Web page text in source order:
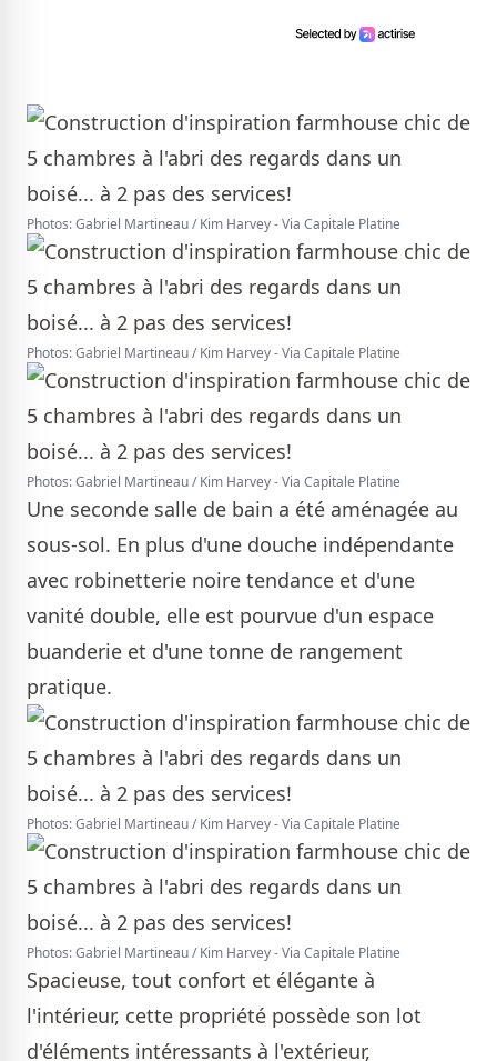
Photos: Gabriel Martineau / Kim Harvey - Via Capitale Platine
Photos: Gabriel Martineau / Kim Harvey - Via Capitale Platine
Photos: Gabriel Martineau / Kim Harvey - Via Capitale Platine
Une seconde salle de bain a été aménagée au
sous-sol. En plus d'une douche indépendante
avec robinetterie noire tendance et d'une
vanité double, elle est pourvue d'un espace
buanderie et d'une tonne de rangement
pratique.
Photos: Gabriel Martineau / Kim Harvey - Via Capitale Platine
Photos: Gabriel Martineau / Kim Harvey - Via Capitale Platine
Spacieuse, tout confort et élégante à
l'intérieur, cette propriété possède son lot
d'éléments intéressants à l'extérieur,